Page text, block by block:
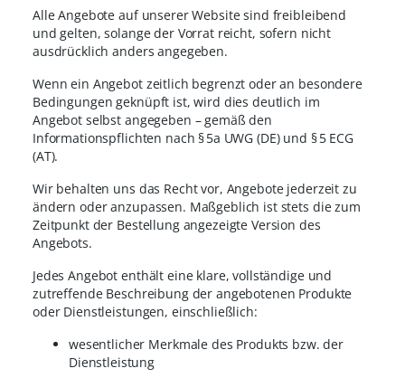
Alle Angebote auf unserer Website sind freibleibend
und gelten, solange der Vorrat reicht, sofern nicht
ausdrücklich anders angegeben.
Wenn ein Angebot zeitlich begrenzt oder an besondere
Bedingungen geknüpft ist, wird dies deutlich im
Angebot selbst angegeben – gemäß den
Informationspflichten nach § 5a UWG (DE) und § 5 ECG
(AT).
Wir behalten uns das Recht vor, Angebote jederzeit zu
ändern oder anzupassen. Maßgeblich ist stets die zum
Zeitpunkt der Bestellung angezeigte Version des
Angebots.
Jedes Angebot enthält eine klare, vollständige und
zutreffende Beschreibung der angebotenen Produkte
oder Dienstleistungen, einschließlich:
wesentlicher Merkmale des Produkts bzw. der
Dienstleistung